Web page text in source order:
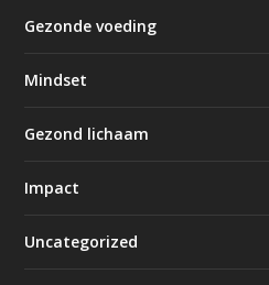
Gezonde voeding
Mindset
Gezond lichaam
Impact
Uncategorized